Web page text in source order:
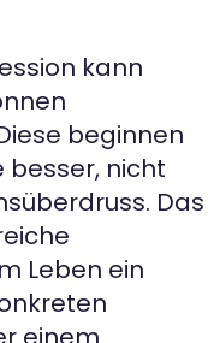
kann
beginnen
besser, nicht
Das
Leben ein